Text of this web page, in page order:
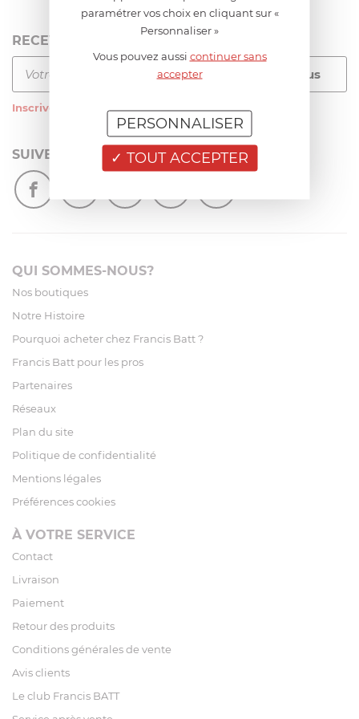
RECEVEZ LA NEWSLETTER
Inscrivez-vous à notre newsletter
SUIVEZ-NOUS
QUI SOMMES-NOUS?
Nos boutiques
Notre Histoire
Pourquoi acheter chez Francis Batt ?
Francis Batt pour les pros
Partenaires
Réseaux
Plan du site
Politique de confidentialité
Mentions légales
Préférences cookies
À VOTRE SERVICE
Contact
Livraison
Paiement
Retour des produits
Conditions générales de vente
Avis clients
Le club Francis BATT
paramétrer vos choix en cliquant sur «
Personnaliser »
Vous pouvez aussi continuer sans
accepter
TOUT ACCEPTER
PERSONNALISER